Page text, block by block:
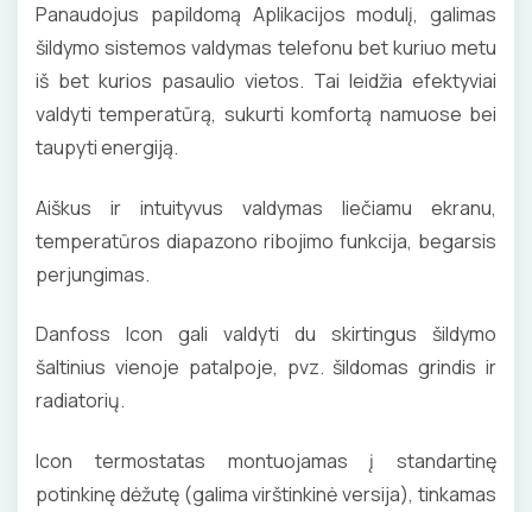
Panaudojus papildomą Aplikacijos modulį, galimas
šildymo sistemos valdymas telefonu bet kuriuo metu
iš bet kurios pasaulio vietos. Tai leidžia efektyviai
valdyti temperatūrą, sukurti komfortą namuose bei
taupyti energiją.
Aiškus ir intuityvus valdymas liečiamu ekranu,
temperatūros diapazono ribojimo funkcija, begarsis
perjungimas.
Danfoss Icon gali valdyti du skirtingus šildymo
šaltinius vienoje patalpoje, pvz. šildomas grindis ir
radiatorių.
Icon termostatas montuojamas į standartinę
potinkinę dėžutę (galima virštinkinė versija), tinkamas